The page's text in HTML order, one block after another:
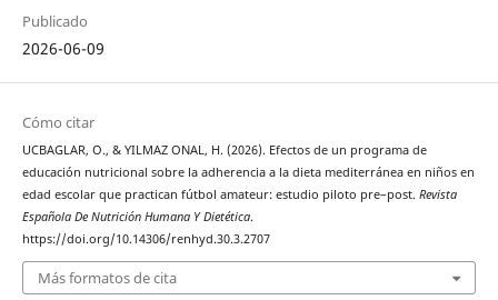
Publicado
2026-06-09
Cómo citar
UCBAGLAR, O., & YILMAZ ONAL, H. (2026). Efectos de un programa de
educación nutricional sobre la adherencia a la dieta mediterránea en niños en
edad escolar que practican fútbol amateur: estudio piloto pre–post. Revista
Española De Nutrición Humana Y Dietética.
https://doi.org/10.14306/renhyd.30.3.2707
Más formatos de cita